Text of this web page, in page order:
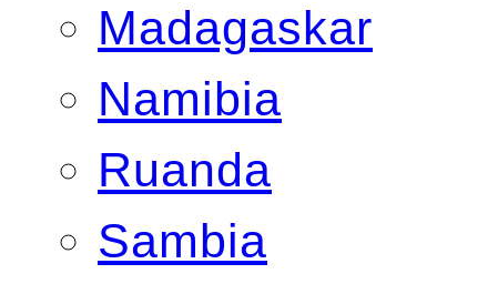
Madagaskar
Namibia
Ruanda
Sambia